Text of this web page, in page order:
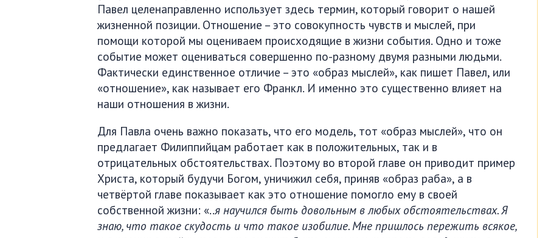
Павел целенаправленно использует здесь термин, который говорит о нашей
жизненной позиции. Отношение – это совокупность чувств и мыслей, при
помощи которой мы оцениваем происходящие в жизни события. Одно и тоже
событие может оцениваться совершенно по-разному двумя разными людьми.
Фактически единственное отличие – это «образ мыслей», как пишет Павел, или
«отношение», как называет его Франкл. И именно это существенно влияет на
наши отношения в жизни.
Для Павла очень важно показать, что его модель, тот «образ мыслей», что он
предлагает Филиппийцам работает как в положительных, так и в
отрицательных обстоятельствах. Поэтому во второй главе он приводит пример
Христа, который будучи Богом, уничижил себя, приняв «образ раба», а в
четвёртой главе показывает как это отношение помогло ему в своей
собственной жизни: «..я научился быть довольным в любых обстоятельствах. Я
знаю, что такое скудость и что такое изобилие. Мне пришлось пережить всякое,